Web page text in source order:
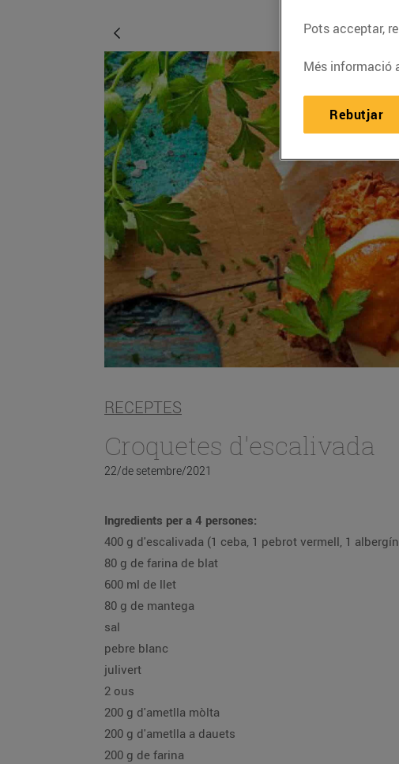
RECEPTES
Croquetes d'escalivada
22/de setembre/2021
Ingredients per a 4 persones:
400 g d'escalivada (1 ceba, 1 pebrot vermell, 1
80 g de farina de blat
600 ml de llet
80 g de mantega
sal
pebre blanc
julivert
2 ous
200 g d'ametlla mòlta
200 g d'ametlla a dauets
200 g de farina
Pots acceptar,
Més informació
Rebutjar